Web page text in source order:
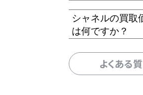
シャネルの買取
は何ですか？
よくある